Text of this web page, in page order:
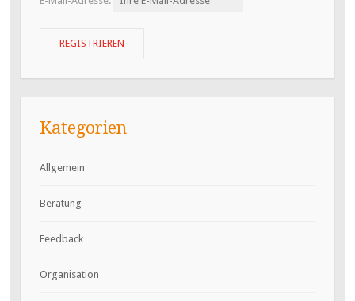
Kategorien
Allgemein
Beratung
Feedback
Organisation